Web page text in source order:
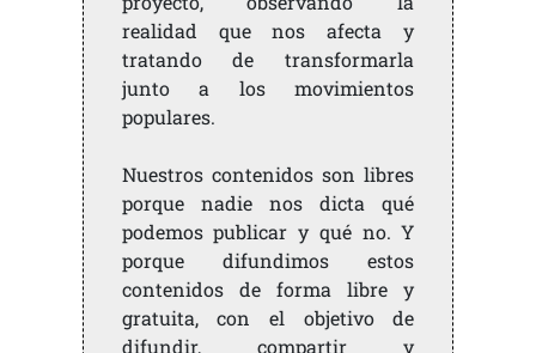
realidad que nos afecta y
tratando de transformarla
junto a los movimientos
populares.
Nuestros contenidos son libres
porque nadie nos dicta qué
podemos publicar y qué no. Y
porque difundimos estos
contenidos de forma libre y
gratuita, con el objetivo de
difundir, compartir y